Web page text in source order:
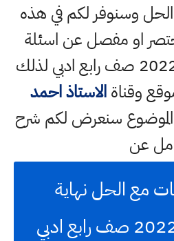
وسنوفر لكم في هذه
او مفصل عن اسئلة
نهاية الكورس الاول 2022 صف رابع ادبي لذلك
وقناةالاستاذ احمد
سنعرض لكم شرح
عن
مع الحل نهاية